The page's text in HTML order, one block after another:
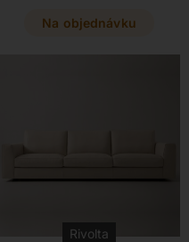
nepřeberného množství
designového kousku.
Na objednávku
Rivolta